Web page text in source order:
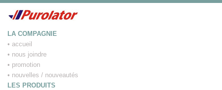
LA COMPAGNIE
• accueil
• nous joindre
• promotion
• nouvelles / nouveautés
LES PRODUITS